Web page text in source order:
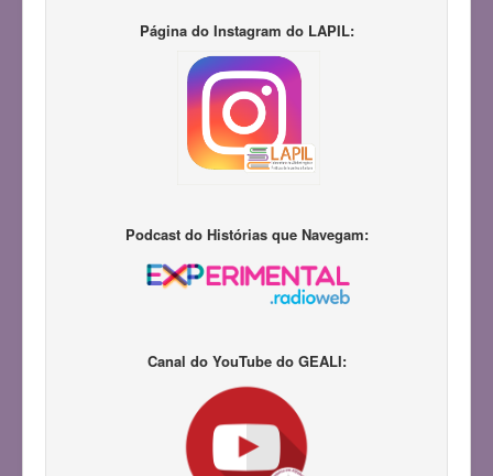
Página do Instagram do LAPIL:
Podcast do Histórias que Navegam:
Canal do YouTube do GEALI: